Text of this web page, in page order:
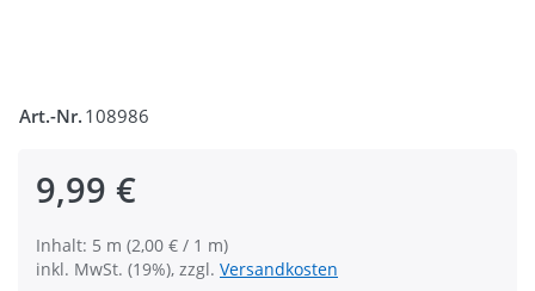
Art.-Nr. 108986
9,99 €
Inhalt: 5 m (2,00 € / 1 m)
inkl. MwSt. (19%), zzgl. Versandkosten